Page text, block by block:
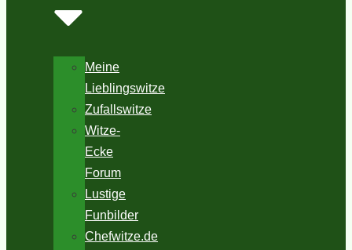
Meine
Lieblingswitze
Zufallswitze
Witze-
Ecke
Forum
Lustige
Funbilder
Chefwitze.de